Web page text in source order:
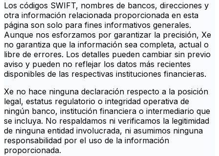
Los códigos SWIFT, nombres de bancos, direcciones y
otra información relacionada proporcionada en esta
página son solo para fines informativos generales.
Aunque nos esforzamos por garantizar la precisión, Xe
no garantiza que la información sea completa, actual o
libre de errores. Los detalles pueden cambiar sin previo
aviso y pueden no reflejar los datos más recientes
disponibles de las respectivas instituciones financieras.
Xe no hace ninguna declaración respecto a la posición
legal, estatus regulatorio o integridad operativa de
ningún banco, institución financiera o intermediario que
se incluya. No respaldamos ni verificamos la legitimidad
de ninguna entidad involucrada, ni asumimos ninguna
responsabilidad por el uso de la información
proporcionada.